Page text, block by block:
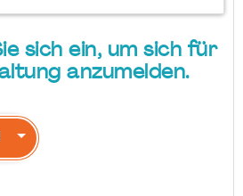
sich ein, um sich für
anzumelden.